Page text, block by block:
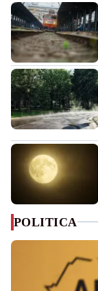
POLITICA